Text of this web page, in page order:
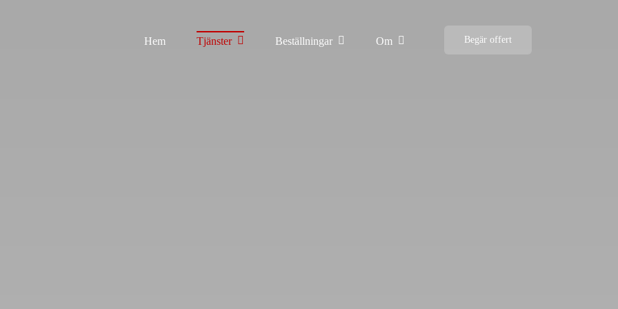
Hem Tjänster Beställningar Om Begär offert